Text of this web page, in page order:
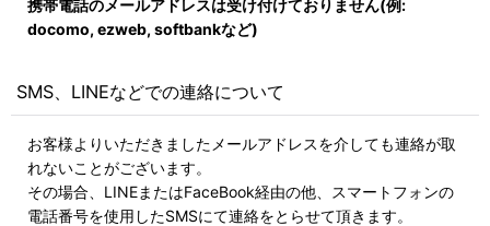
携帯電話のメールアドレスは受け付けておりません(例:
docomo, ezweb, softbankなど)
SMS、LINEなどでの連絡について
お客様よりいただきましたメールアドレスを介しても連絡が取
れないことがございます。
その場合、LINEまたはFaceBook経由の他、スマートフォンの
電話番号を使用したSMSにて連絡をとらせて頂きます。